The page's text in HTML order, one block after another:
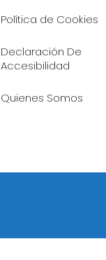
Política de Cookies
Declaración De
Accesibilidad
Quienes Somos